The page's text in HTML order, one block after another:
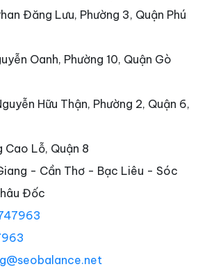
Đăng Lưu, Phường 3, Quận Phú
Oanh, Phường 10, Quận Gò
Hữu Thận, Phường 2, Quận 6,
Cao Lỗ, Quận 8
- Cần Thơ - Bạc Liêu - Sóc
Đốc